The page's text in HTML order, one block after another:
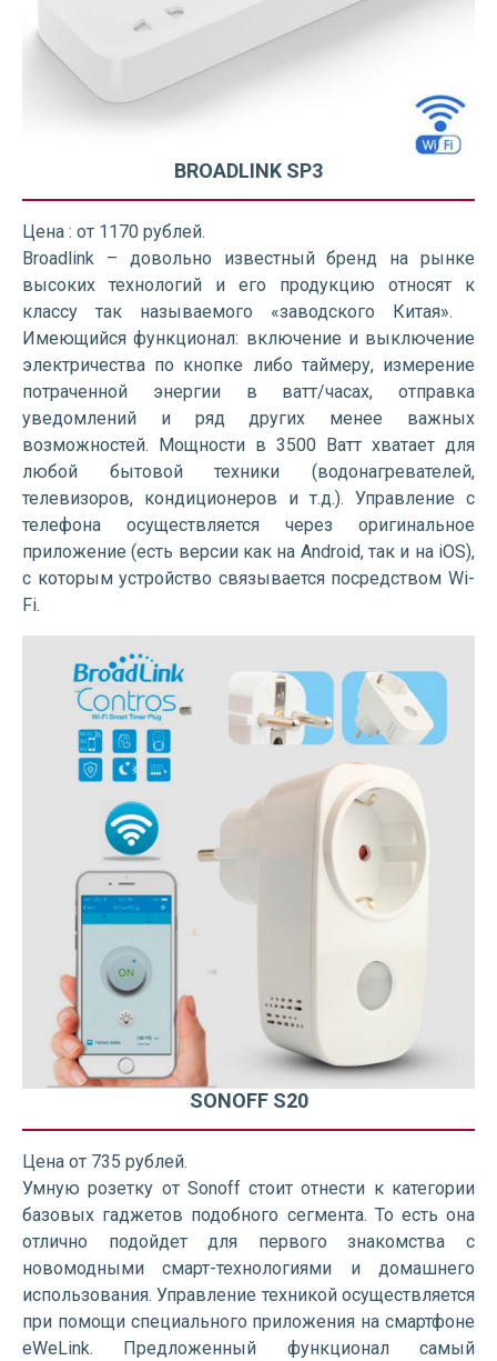
BROADLINK SP3
Цена : от 1170 рублей.
Broadlink – довольно известный бренд на рынке
высоких технологий и его продукцию относят к
классу так называемого «заводского Китая».
Имеющийся функционал: включение и выключение
электричества по кнопке либо таймеру, измерение
потраченной энергии в ватт/часах, отправка
уведомлений и ряд других менее важных
возможностей. Мощности в 3500 Ватт хватает для
любой бытовой техники (водонагревателей,
телевизоров, кондиционеров и т.д.). Управление с
телефона осуществляется через оригинальное
приложение (есть версии как на Android, так и на iOS),
с которым устройство связывается посредством Wi-
Fi.
SONOFF S20
Цена от 735 рублей.
Умную розетку от Sonoff стоит отнести к категории
базовых гаджетов подобного сегмента. То есть она
отлично подойдет для первого знакомства с
новомодными смарт-технологиями и домашнего
использования. Управление техникой осуществляется
при помощи специального приложения на смартфоне
eWeLink. Предложенный функционал самый